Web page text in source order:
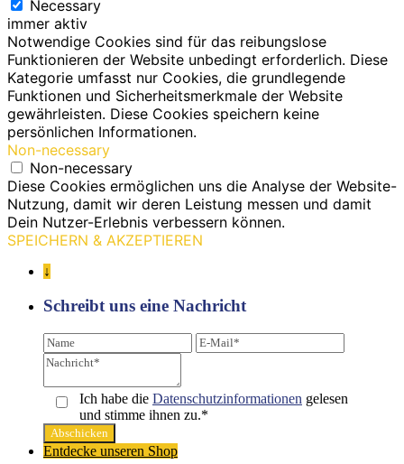
Necessary
immer aktiv
Notwendige Cookies sind für das reibungslose
Funktionieren der Website unbedingt erforderlich. Diese
Kategorie umfasst nur Cookies, die grundlegende
Funktionen und Sicherheitsmerkmale der Website
gewährleisten. Diese Cookies speichern keine
persönlichen Informationen.
Non-necessary
Non-necessary
Diese Cookies ermöglichen uns die Analyse der Website-
Nutzung, damit wir deren Leistung messen und damit
Dein Nutzer-Erlebnis verbessern können.
SPEICHERN & AKZEPTIEREN
↓
Schreibt uns eine Nachricht
Ich habe die Datenschutz­informationen gelesen
und stimme ihnen zu.*
Entdecke unseren Shop